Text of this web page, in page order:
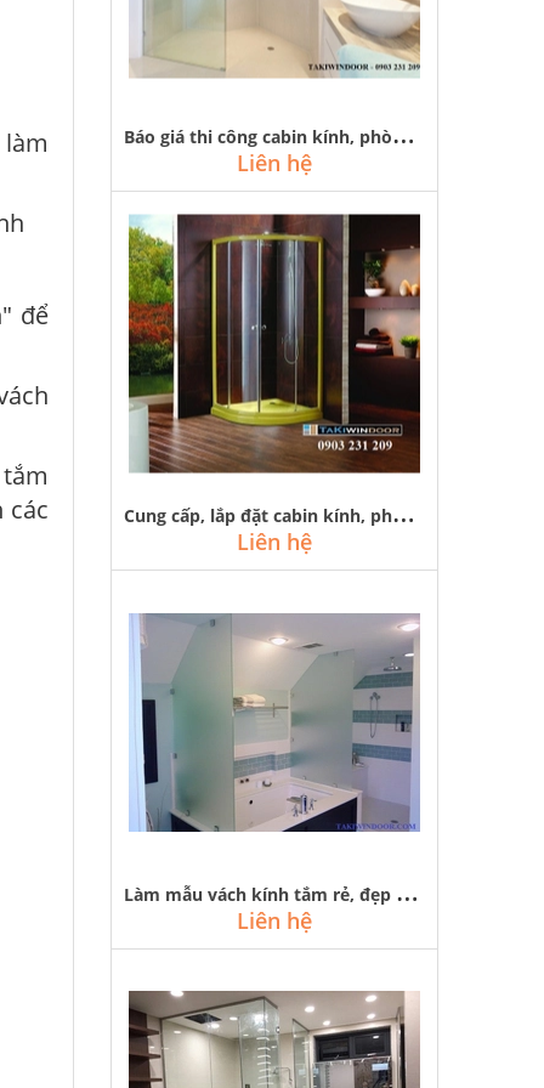
để
các
B
áo giá thi công cabin kính, phòng tắm kính cửa lùa rẻ đẹp tại hà nội
Liên hệ
C
ung cấp, lắp đặt cabin kính, phòng tắm kính cong tại hà nội
Liên hệ
L
àm mẫu vách kính tắm rẻ, đẹp tại hà nội, hcm
Liên hệ